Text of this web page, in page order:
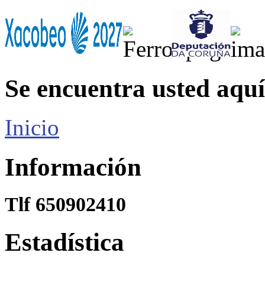
Se encuentra usted aquí
Inicio
Información
Tlf 650902410
Estadística